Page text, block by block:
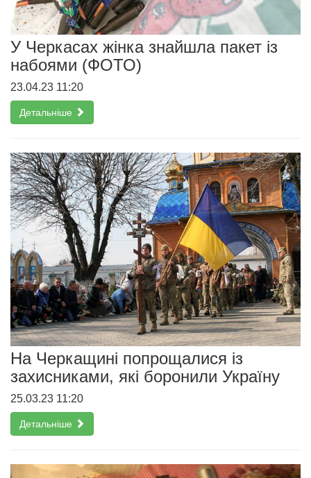
У Черкасах жінка знайшла пакет із
набоями (ФОТО)
23.04.23 11:20
Детальніше
На Черкащині попрощалися із
захисниками, які боронили Україну
25.03.23 11:20
Детальніше